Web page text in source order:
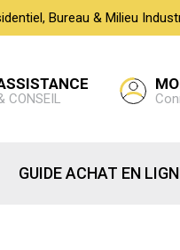
Bureau & Milieu
CONSEIL
GUIDE ACHAT EN